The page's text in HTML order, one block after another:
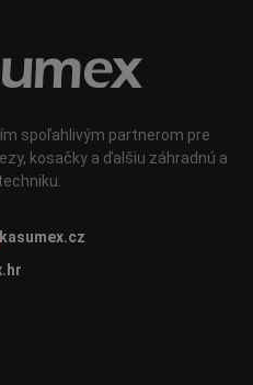
spoľahlivým partnerom pre
kosačky a ďalšiu záhradnú a
kasumex.cz